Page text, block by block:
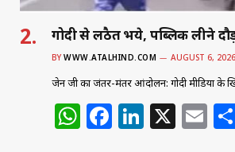
गोदी से लठैत भये, पब्लिक लीने
BY WWW.ATALHIND.COM AUGUST 6, 2026
जेन जी का जंतर-मंतर आंदोलन: गोदी मीडिया के
W F Li X E